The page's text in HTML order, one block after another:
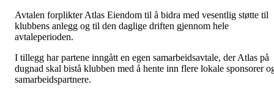
Avtalen forplikter Atlas Eiendom til å bidra med vesentlig støtte til
klubbens anlegg og til den daglige driften gjennom hele
avtaleperioden.
I tillegg har partene inngått en egen samarbeidsavtale, der Atlas på
dugnad skal bistå klubben med å hente inn flere lokale sponsorer
samarbeidspartnere.